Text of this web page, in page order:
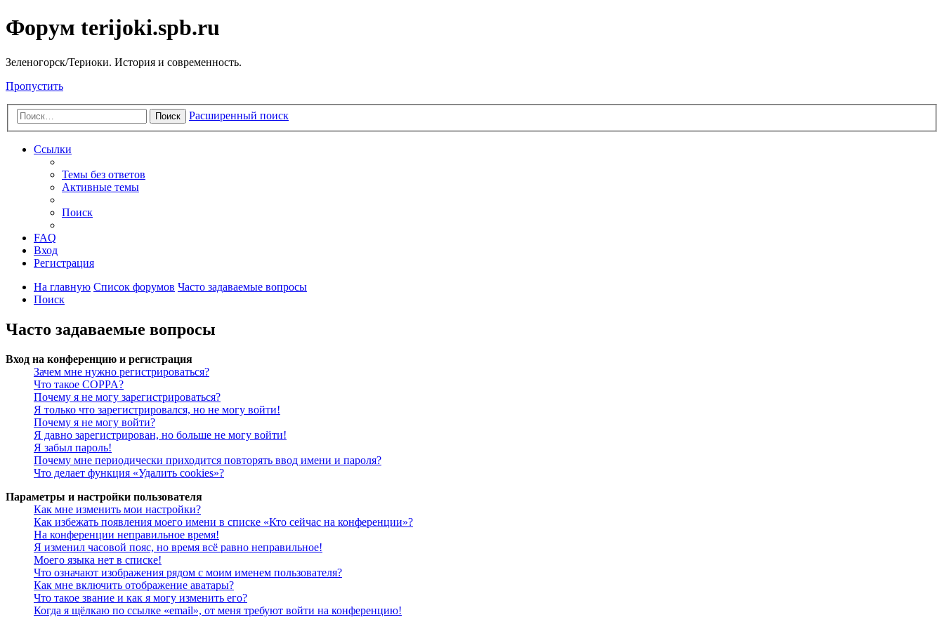
Форум terijoki.spb.ru
Зеленогорск/Териоки. История и современность.
Пропустить
Поиск Расширенный поиск
Ссылки
Темы без ответов
Активные темы
Поиск
FAQ
Вход
Регистрация
На главную Список форумов Часто задаваемые вопросы
Поиск
Часто задаваемые вопросы
Вход на конференцию и регистрация
Зачем мне нужно регистрироваться?
Что такое COPPA?
Почему я не могу зарегистрироваться?
Я только что зарегистрировался, но не могу войти!
Почему я не могу войти?
Я давно зарегистрирован, но больше не могу войти!
Я забыл пароль!
Почему мне периодически приходится повторять ввод имени и пароля?
Что делает функция «Удалить cookies»?
Параметры и настройки пользователя
Как мне изменить мои настройки?
Как избежать появления моего имени в списке «Кто сейчас на конференции»?
На конференции неправильное время!
Я изменил часовой пояс, но время всё равно неправильное!
Моего языка нет в списке!
Что означают изображения рядом с моим именем пользователя?
Как мне включить отображение аватары?
Что такое звание и как я могу изменить его?
Когда я щёлкаю по ссылке «email», от меня требуют войти на конференцию!